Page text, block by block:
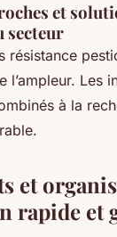
et
secteur
résistance
l’ampleur.
à la
et
rapide et